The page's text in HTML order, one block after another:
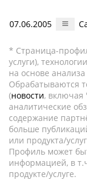
07.06.2005
* Страница-
услуги),
на основе
Обрабатываются
(новости, включая
аналитические
содержание
больше
или продукта/
Профиль может
информацией, в
продукте/услуге.